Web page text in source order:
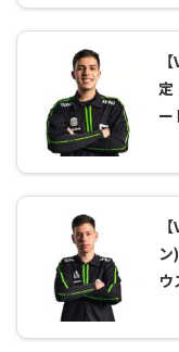
定
ー